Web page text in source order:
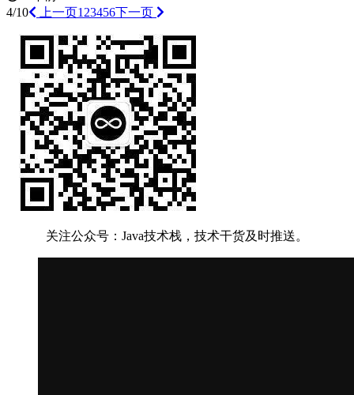
4/10
上一页1 23456下一页
关注公众号：Java技术栈，技术干货及时推送。